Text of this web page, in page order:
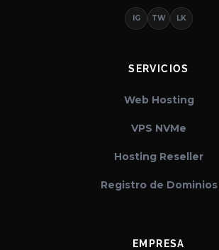
IG TW LK
SERVICIOS
Web Hosting
VPS NVMe
Hosting Reseller
Registro de Dominios
EMPRESA